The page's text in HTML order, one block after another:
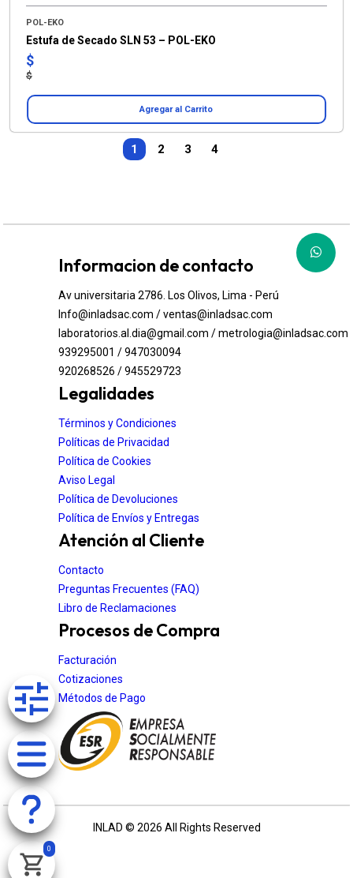
0
POL-EKO
Estufa de Secado SLN 53 – POL-EKO
$
$
Agregar al Carrito
1 2 3 4
Informacion de contacto
Av universitaria 2786. Los Olivos, Lima - Perú
Info@inladsac.com / ventas@inladsac.com
laboratorios.al.dia@gmail.com / metrologia@inladsac.com
939295001 / 947030094
920268526 / 945529723
Legalidades
Términos y Condiciones
Políticas de Privacidad
Política de Cookies
Aviso Legal
Política de Devoluciones
Política de Envíos y Entregas
Atención al Cliente
Contacto
Preguntas Frecuentes (FAQ)
Libro de Reclamaciones
Procesos de Compra
Facturación
Cotizaciones
Métodos de Pago
INLAD © 2026 All Rights Reserved